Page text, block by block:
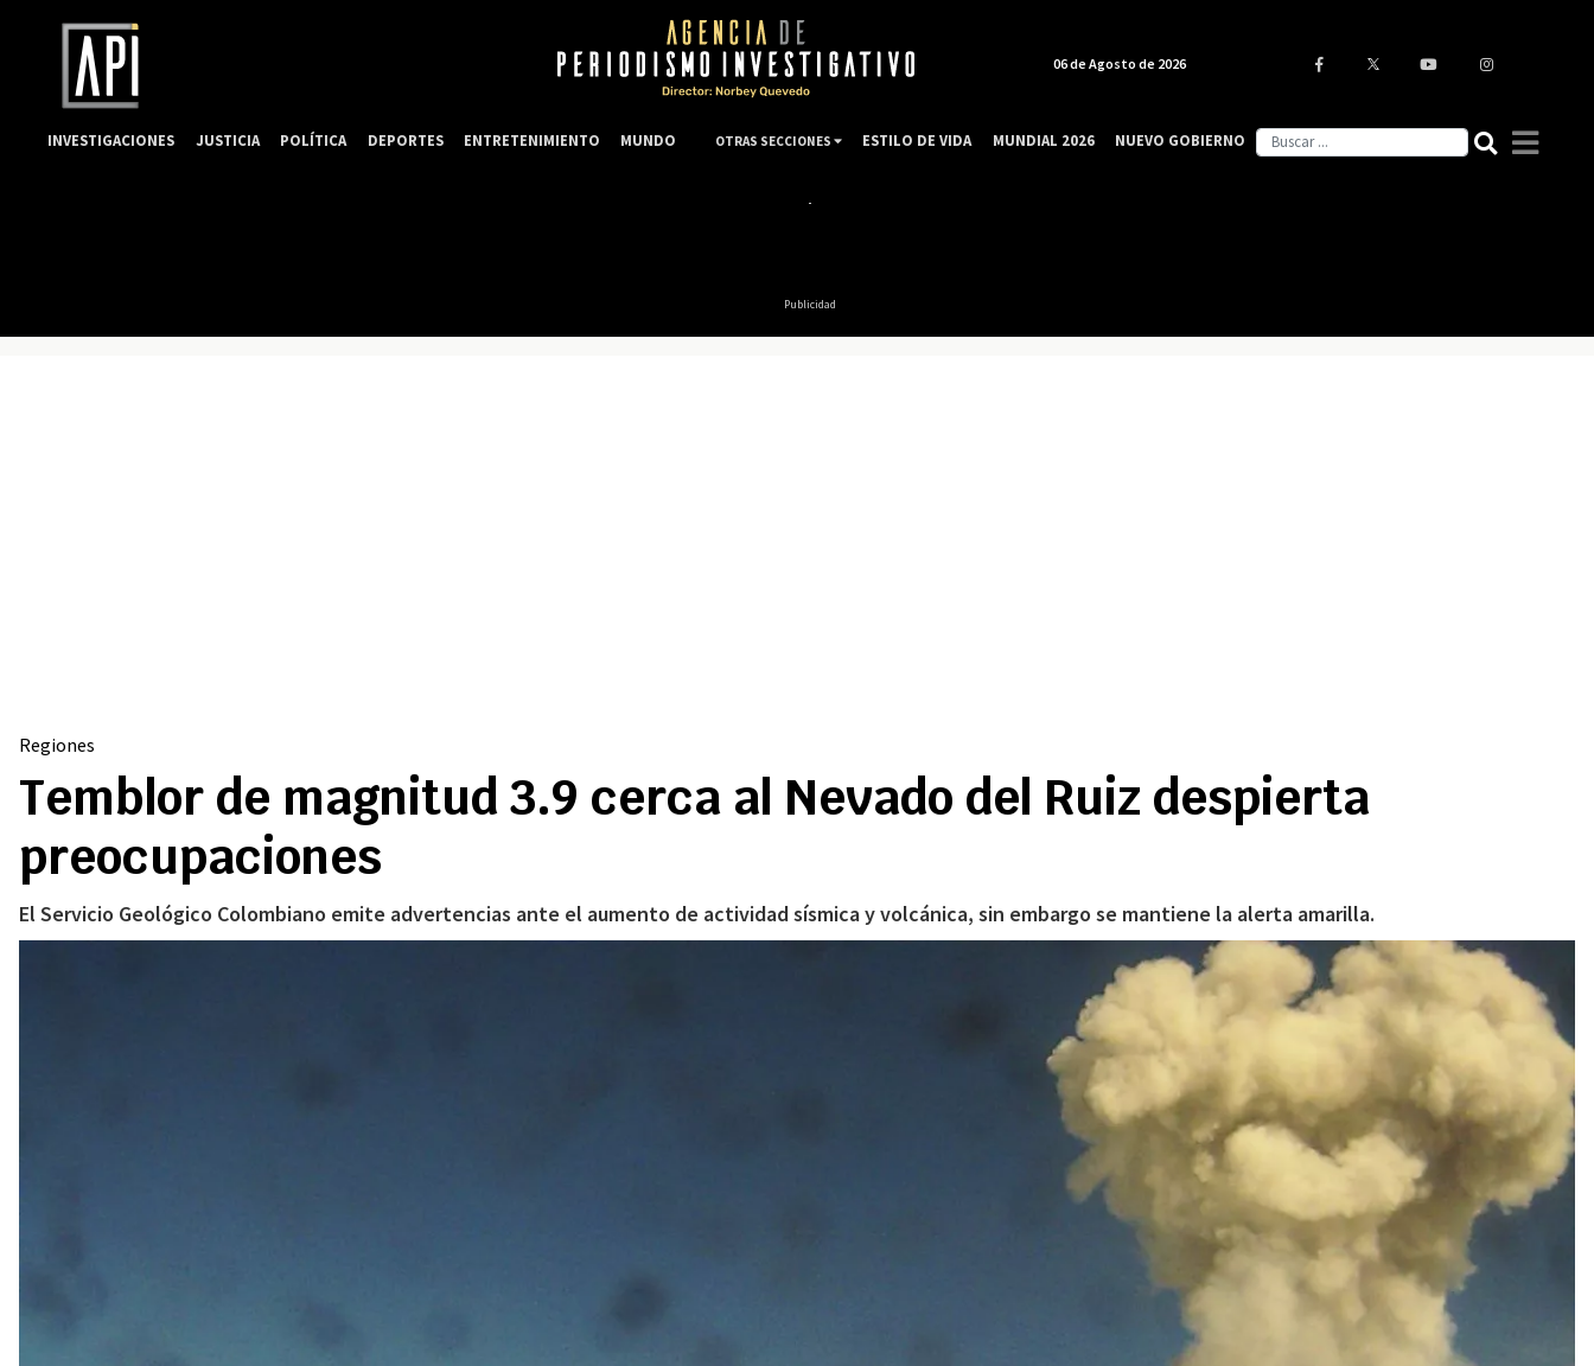
Publicidad
Regiones
Temblor de magnitud 3.9 cerca al Nevado del Ruiz despierta
preocupaciones
El Servicio Geológico Colombiano emite advertencias ante el aumento de actividad sísmica y volcánica, sin embargo se mantiene la alerta amarilla.
06 de Agosto de 2026
INVESTIGACIONES JUSTICIA POLÍTICA DEPORTES ENTRETENIMIENTO MUNDO OTRAS SECCIONES ESTILO DE VIDA MUNDIAL 2026 NUEVO GOBIERNO